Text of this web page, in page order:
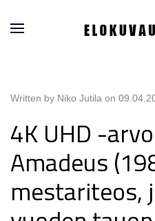
Written by Niko Jutila on
4K UHD -
Amadeus
mestariteos,